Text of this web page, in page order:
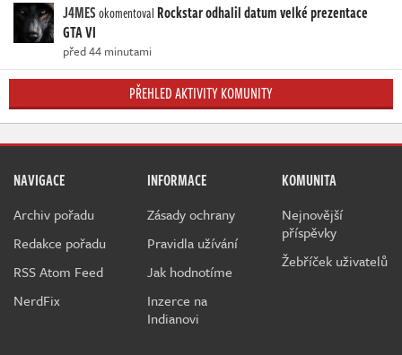
J4MESokomentoval Rockstar odhalil datum velké prezentace
GTA VI
před 44 minutami
PŘEHLED AKTIVITY KOMUNITY
NAVIGACE
Archiv pořadu
Redakce pořadu
RSS Atom Feed
NerdFix
INFORMACE
Zásady ochrany
Pravidla užívání
Jak hodnotíme
Inzerce na
Indianovi
KOMUNITA
Nejnovější
příspěvky
Žebříček uživatelů